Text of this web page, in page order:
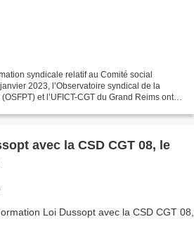
syndicale relatif au Comité social
2023, l’Observatoire syndical de la
et l’UFICT-CGT du Grand Reims ont
avec la CSD CGT 08, le